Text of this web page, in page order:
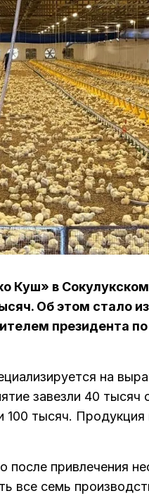
Куш» в
Об этом стало
президента
на
завезли 40 тысяч
100 тысяч.
после привлечения
все семь